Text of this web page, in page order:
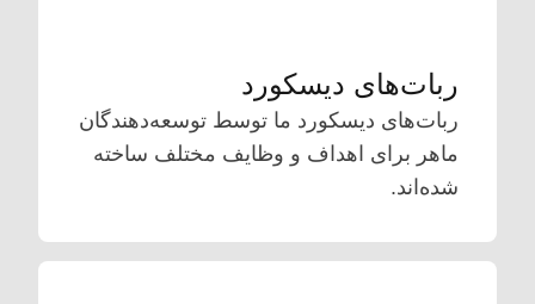
ربات‌های دیسکورد
ربات‌های دیسکورد ما توسط توسعه‌دهندگان
ماهر برای اهداف و وظایف مختلف ساخته
شده‌اند.